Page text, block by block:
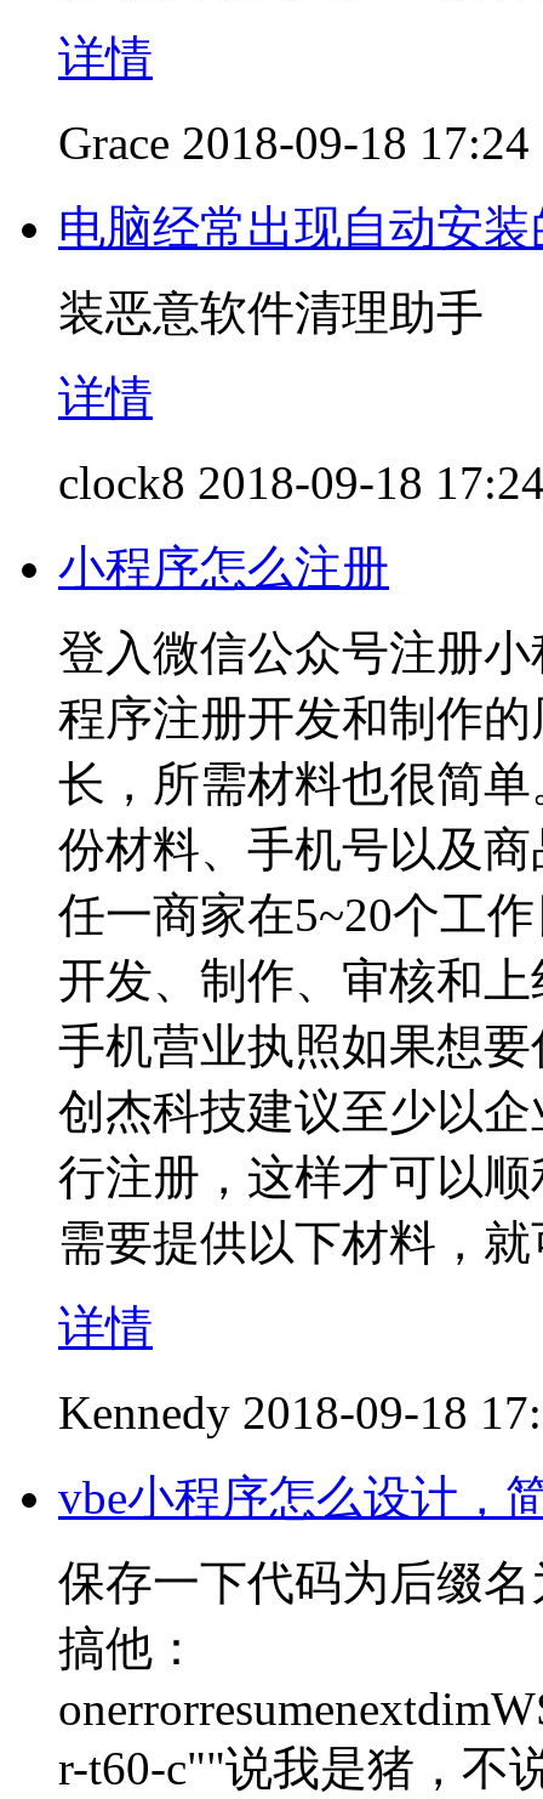
详情
Grace 2018-09-18 17:24
电脑经常出现自动安
装恶意软件清理助手
详情
clock8 2018-09-18
小程序怎么注册
登入微信公众号注册
程序注册开发和制作
长，所需材料也很简
份材料、手机号以及
任一商家在5~20个工
开发、制作、审核和
手机营业执照如果想
创杰科技建议至少以
行注册，这样才可以
需要提供以下材料，
详情
Kennedy 2018-09-18
vbe小程序怎么设计，
保存一下代码为后缀
搞他：
r-t60-c""说我是猪，不